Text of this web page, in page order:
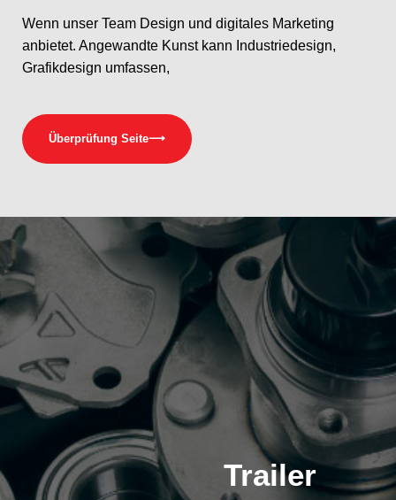
Wenn unser Team Design und digitales Marketing
anbietet. Angewandte Kunst kann Industriedesign,
Grafikdesign umfassen,
Überprüfung Seite⟶
Trailer